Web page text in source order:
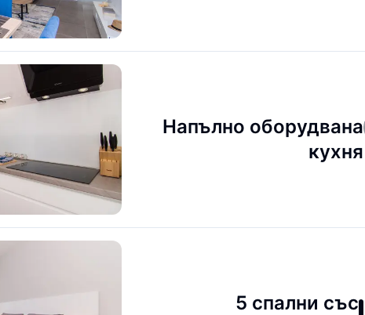
Напълно оборудвана
кухня
5 спални със